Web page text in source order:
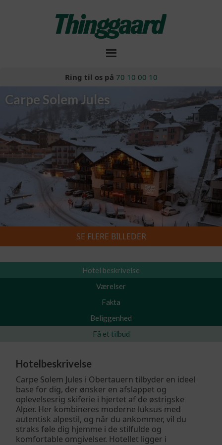
Ring til os på 70 10 00 10
Carpe Solem Jules
SE FLERE BILLEDER
Carpe Solem Jules
Hotel beskrivelse
Værelser
Fakta
Beliggenhed
Få et tilbud
Hotelbeskrivelse
Carpe Solem Jules i Obertauern tilbyder en ideel
base for dig, der ønsker en afslappet og
oplevelsesrig skiferie i hjertet af de østrigske
Alper. Her kombineres moderne luksus med
autentisk alpestil, og når du ankommer, vil du
straks føle dig hjemme i de stilfulde og
komfortable omgivelser. Hotellet ligger i